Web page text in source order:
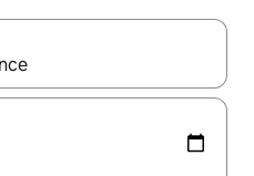
รือปัด เพื่อสำรวจผลการค้นหา